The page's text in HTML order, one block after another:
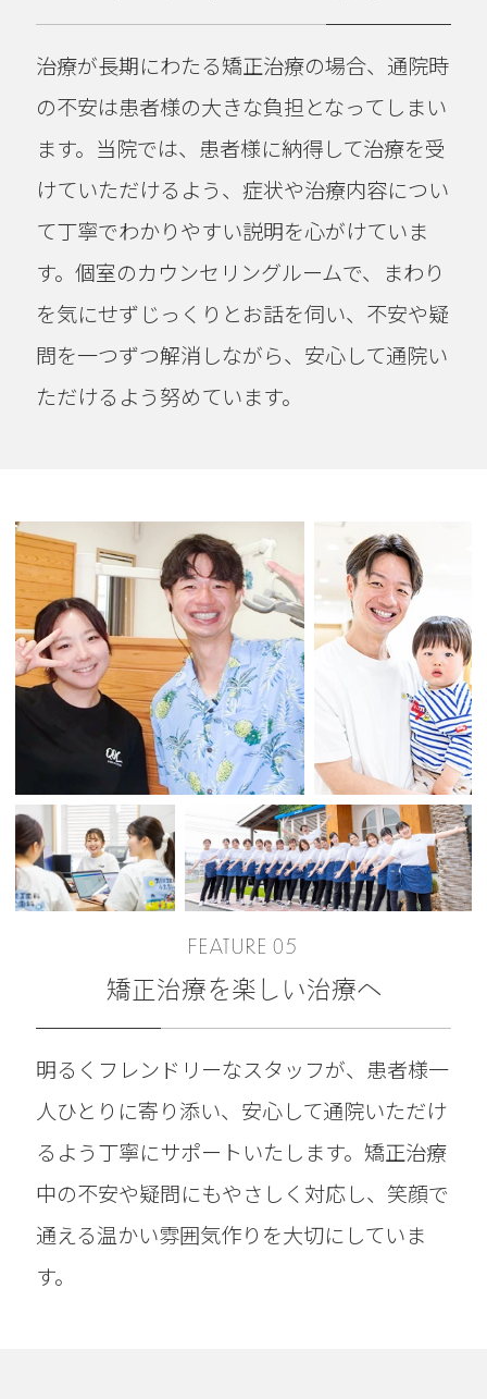
治療が長期にわたる矯正治療の場合、通院時
の不安は患者様の大きな負担となってしまい
ます。当院では、患者様に納得して治療を受
けていただけるよう、症状や治療内容につい
て丁寧でわかりやすい説明を心がけていま
す。個室のカウンセリングルームで、まわり
を気にせずじっくりとお話を伺い、不安や疑
問を一つずつ解消しながら、安心して通院い
ただけるよう努めています。
FEATURE 05
矯正治療を楽しい治療へ
明るくフレンドリーなスタッフが、患者様一
人ひとりに寄り添い、安心して通院いただけ
るよう丁寧にサポートいたします。矯正治療
中の不安や疑問にもやさしく対応し、笑顔で
通える温かい雰囲気作りを大切にしていま
す。